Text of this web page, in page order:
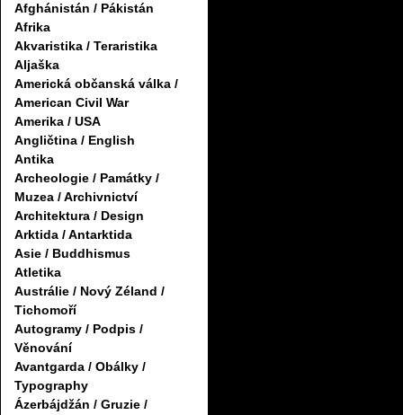
Afghánistán / Pákistán
Afrika
Akvaristika / Teraristika
Aljaška
Americká občanská válka /
American Civil War
Amerika / USA
Angličtina / English
Antika
Archeologie / Památky /
Muzea / Archivnictví
Architektura / Design
Arktida / Antarktida
Asie / Buddhismus
Atletika
Austrálie / Nový Zéland /
Tichomoří
Autogramy / Podpis /
Věnování
Avantgarda / Obálky /
Typography
Ázerbájdžán / Gruzie /